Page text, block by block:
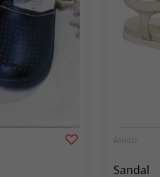
ÅSHILD
Sandal